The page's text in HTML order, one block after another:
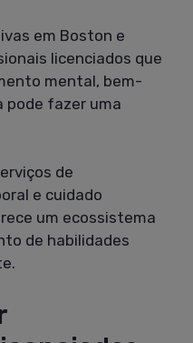
em Boston e
licenciados que
mental, bem-
pode fazer uma
de
e cuidado
um ecossistema
de habilidades